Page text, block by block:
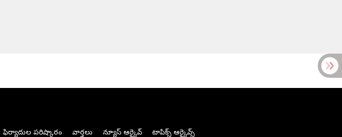
ఫిర్యాదుల పరిష్కారం వార్తలు న్యూస్ ఆర్కైవ్ టాపిక్స్ ఆర్కైవ్స్